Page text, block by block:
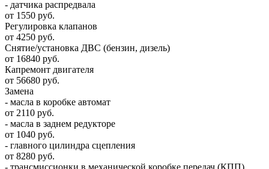
- датчика распредвала
от 1550 руб.
Регулировка клапанов
от 4250 руб.
Снятие/установка ДВС (бензин, дизель)
от 16840 руб.
Капремонт двигателя
от 56680 руб.
Замена
- масла в коробке автомат
от 2110 руб.
- масла в заднем редукторе
от 1040 руб.
- главного цилиндра сцепления
от 8280 руб.
- трансмиссионки в механической коробке передач (КПП)